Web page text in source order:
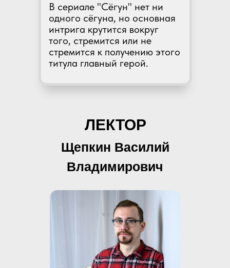
В сериале "Сёгун" нет ни
одного сёгуна, но основная
интрига крутится вокруг
того, стремится или не
стремится к получению этого
титула главный герой.
Щепкин Василий
Владимирович
ЛЕКТОР